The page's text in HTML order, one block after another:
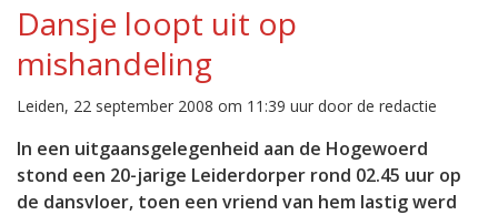
De ochtend van Sleutelstad
6.00 - 12.00 uur
Vorig uur
Inklappen
Dansje loopt uit op
mishandeling
Leiden, 22 september 2008 om 11:39 uur door de redactie
In een uitgaansgelegenheid aan de Hogewoerd
stond een 20-jarige Leiderdorper rond 02.45 uur op
de dansvloer, toen een vriend van hem lastig werd